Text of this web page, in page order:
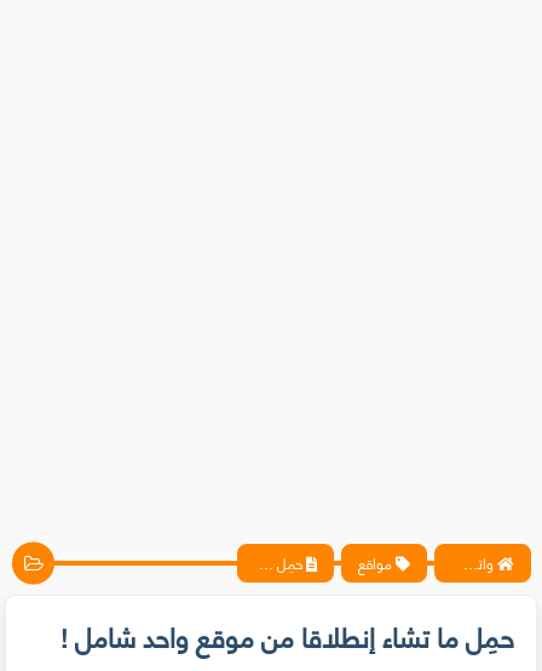
واتس آب ، فيسبوك ، أنترنت ، شروحات تقنية حصرية - المحترف مواقع حمِل ما تشاء إنطلاقا من موقع واحد شامل !
حمِل ما تشاء إنطلاقا من موقع واحد شامل !